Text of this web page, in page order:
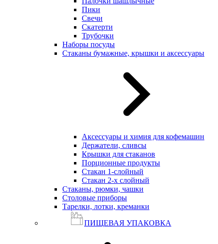
Пики
Свечи
Скатерти
Трубочки
Наборы посуды
Стаканы бумажные, крышки и аксессуары
Аксессуары и химия для кофемашин
Держатели, сливсы
Крышки для стаканов
Порционные продукты
Стакан 1-слойный
Стакан 2-х слойный
Стаканы, рюмки, чашки
Столовые приборы
Тарелки, лотки, креманки
ПИЩЕВАЯ УПАКОВКА